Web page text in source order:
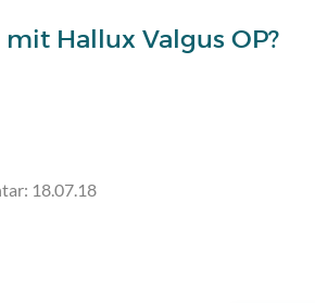
Hallux Valgus OP?
18.07.18